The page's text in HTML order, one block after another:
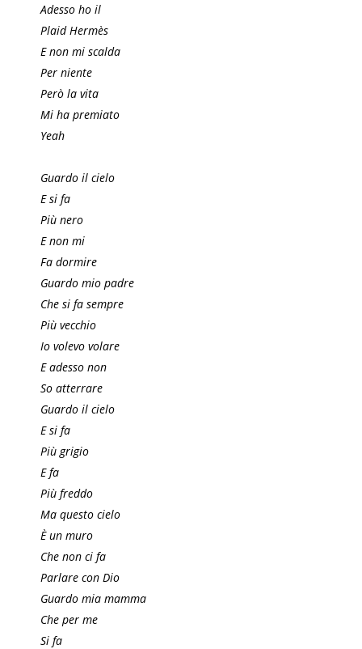
Adesso ho il
Plaid Hermès
E non mi scalda
Per niente
Però la vita
Mi ha premiato
Yeah
Guardo il cielo
E si fa
Più nero
E non mi
Fa dormire
Guardo mio padre
Che si fa sempre
Più vecchio
Io volevo volare
E adesso non
So atterrare
Guardo il cielo
E si fa
Più grigio
E fa
Più freddo
Ma questo cielo
È un muro
Che non ci fa
Parlare con Dio
Guardo mia mamma
Che per me
Si fa